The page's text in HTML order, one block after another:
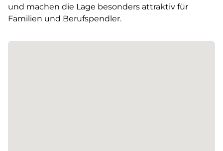
und machen die Lage besonders attraktiv für
Familien und Berufspendler.